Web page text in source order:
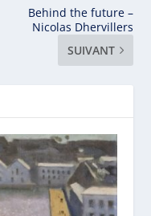
Behind the future –
Nicolas Dhervillers
SUIVANT